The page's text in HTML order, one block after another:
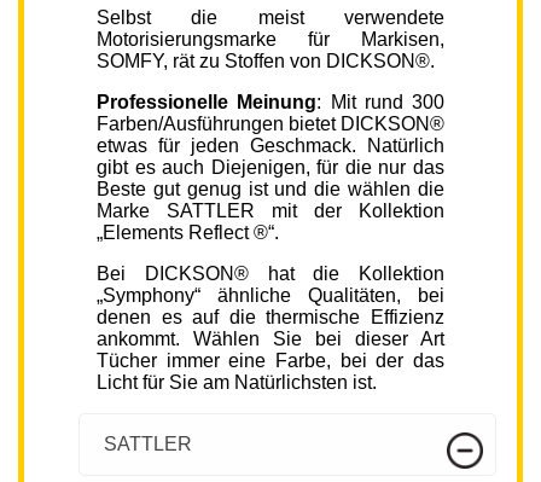
Selbst die meist verwendete
Motorisierungsmarke für Markisen,
SOMFY, rät zu Stoffen von DICKSON®.
Professionelle Meinung: Mit rund 300
Farben/Ausführungen bietet DICKSON®
etwas für jeden Geschmack. Natürlich
gibt es auch Diejenigen, für die nur das
Beste gut genug ist und die wählen die
Marke SATTLER mit der Kollektion
„Elements Reflect ®“.
Bei DICKSON® hat die Kollektion
„Symphony“ ähnliche Qualitäten, bei
denen es auf die thermische Effizienz
ankommt. Wählen Sie bei dieser Art
Tücher immer eine Farbe, bei der das
Licht für Sie am Natürlichsten ist.
SATTLER